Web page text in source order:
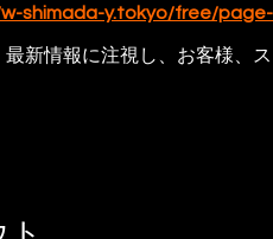
shimada-y.tokyo/free/
新情報に注視し、お客様、